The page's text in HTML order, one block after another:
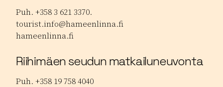
Puh. +358 3 621 3370.
tourist.info@hameenlinna.fi
hameenlinna.fi
Riihimäen seudun matkailuneuvonta
Puh. +358 19 758 4040